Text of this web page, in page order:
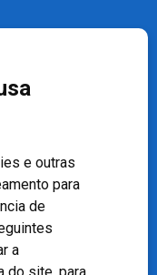
e outras
para
de
a
92010-010
Porto Alegre -